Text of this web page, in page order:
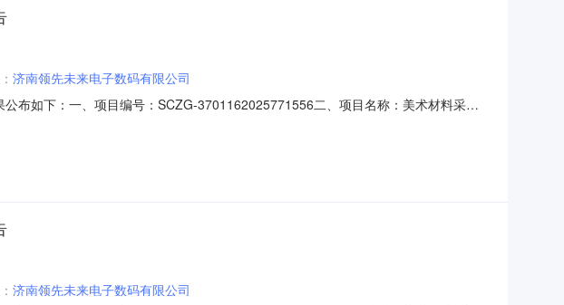
济南领先未来电子数码有限公司
布如下：一、项目编号：SCZG-3701162025771556二、项目名称：美术材料采购
纸/皮纹纸国产熟宣团扇云彩纸/皮纹纸国产熟宣团扇240￥
济南领先未来电子数码有限公司